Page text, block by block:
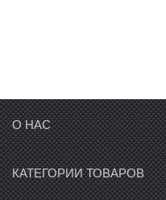
О НАС
КАТЕГОРИИ ТОВАРОВ